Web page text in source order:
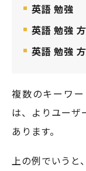
英語 勉強
英語 勉強
英語 勉強
複数のキーワ
は、よりユーザ
あります。
上の例でいう